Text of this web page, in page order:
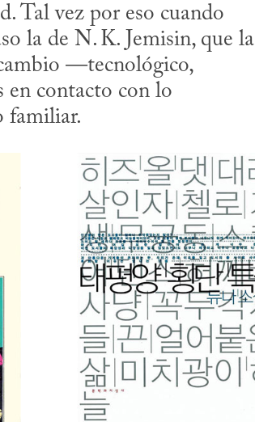
Tal vez por eso cuando
la de N. K. Jemisin, que la
—tecnológico,
en contacto con lo
familiar.